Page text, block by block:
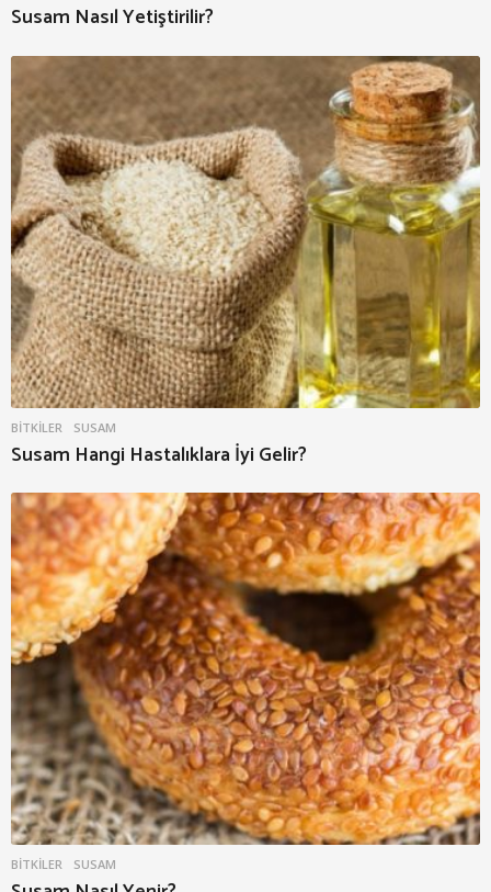
Susam Nasıl Yetiştirilir?
BITKILER SUSAM
Susam Hangi Hastalıklara İyi Gelir?
BITKILER SUSAM